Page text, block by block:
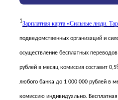
1Зарплатная карта «Сильные люди.
подведомственных организаций и
осуществление бесплатных
рублей в месяц комиссия составит
любого банка до 1 000 000 рублей в
комиссию индивидуально.